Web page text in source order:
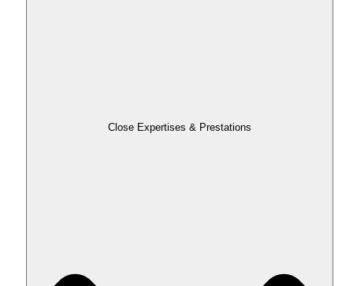
Close Expertises & Prestations